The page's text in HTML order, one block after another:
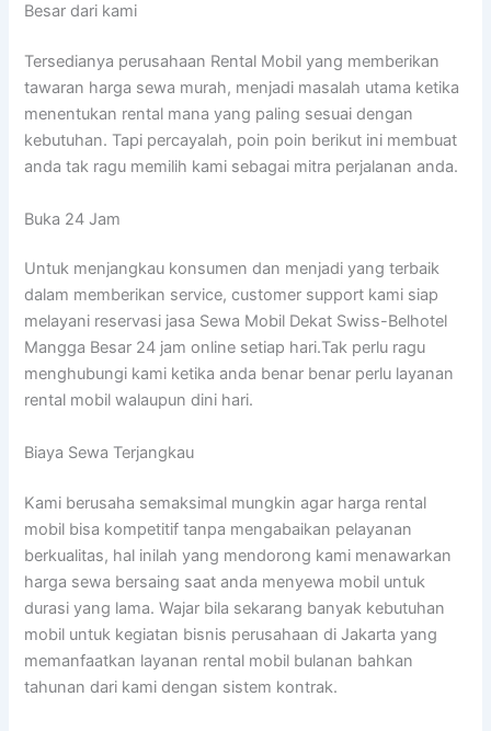
Besar dari kami
Tersedianya perusahaan Rental Mobil yang memberikan
tawaran harga sewa murah, menjadi masalah utama ketika
menentukan rental mana yang paling sesuai dengan
kebutuhan. Tapi percayalah, poin poin berikut ini membuat
anda tak ragu memilih kami sebagai mitra perjalanan anda.
Buka 24 Jam
Untuk menjangkau konsumen dan menjadi yang terbaik
dalam memberikan service, customer support kami siap
melayani reservasi jasa Sewa Mobil Dekat Swiss-Belhotel
Mangga Besar 24 jam online setiap hari.Tak perlu ragu
menghubungi kami ketika anda benar benar perlu layanan
rental mobil walaupun dini hari.
Biaya Sewa Terjangkau
Kami berusaha semaksimal mungkin agar harga rental
mobil bisa kompetitif tanpa mengabaikan pelayanan
berkualitas, hal inilah yang mendorong kami menawarkan
harga sewa bersaing saat anda menyewa mobil untuk
durasi yang lama. Wajar bila sekarang banyak kebutuhan
mobil untuk kegiatan bisnis perusahaan di Jakarta yang
memanfaatkan layanan rental mobil bulanan bahkan
tahunan dari kami dengan sistem kontrak.